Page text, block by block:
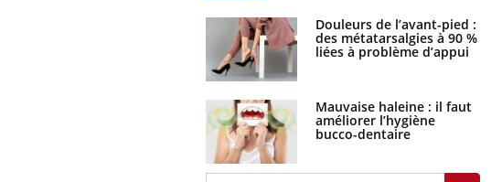
Douleurs de l’avant-pied :
des métatarsalgies à 90 %
liées à problème d’appui
Mauvaise haleine : il faut
améliorer l’hygiène
bucco-dentaire